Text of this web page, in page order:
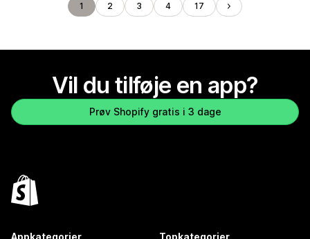
1 2 3 4 17
Vil du tilføje en app?
Prøv Shopify gratis i 3 dage
Appkategorier Topkategorier